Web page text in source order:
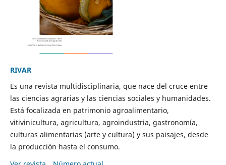
RIVAR
Es una revista multidisciplinaria, que nace del cruce entre
las ciencias agrarias y las ciencias sociales y humanidades.
Está focalizada en patrimonio agroalimentario,
vitivinicultura, agricultura, agroindustria, gastronomía,
culturas alimentarias (arte y cultura) y sus paisajes, desde
la producción hasta el consumo.